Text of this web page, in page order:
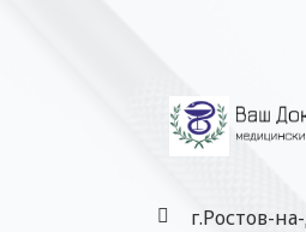
г.Ростов-